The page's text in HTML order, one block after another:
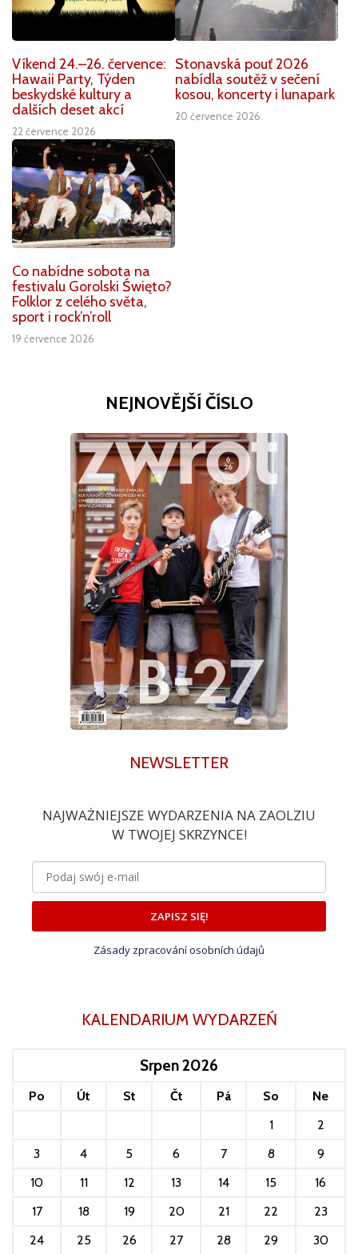
Víkend 24.–26. července:
Hawaii Party, Týden
beskydské kultury a
dalších deset akcí
22 července 2026
Stonavská pouť 2026
nabídla soutěž v sečení
kosou, koncerty i lunapark
20 července 2026
Co nabídne sobota na
festivalu Gorolski Święto?
Folklor z celého světa,
sport i rock’n’roll
19 července 2026
NEJNOVĚJŠÍ ČÍSLO
NEWSLETTER
NAJWAŻNIEJSZE WYDARZENIA NA ZAOLZIU
W TWOJEJ SKRZYNCE!
ZAPISZ SIĘ!
Zásady zpracování osobních údajů
KALENDARIUM WYDARZEŃ
Srpen 2026
Po Út St Čt Pá So
Ne
1
2
3
4 5 6 7 8
9
10
11 12 13 14 15
16
17
18 19 20 21 22
23
24
25 26 27 28 29
30